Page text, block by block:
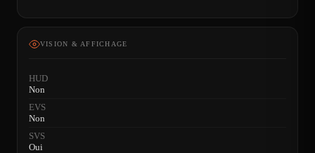
VISION & AFFICHAGE
HUD
Non
EVS
Non
SVS
Oui